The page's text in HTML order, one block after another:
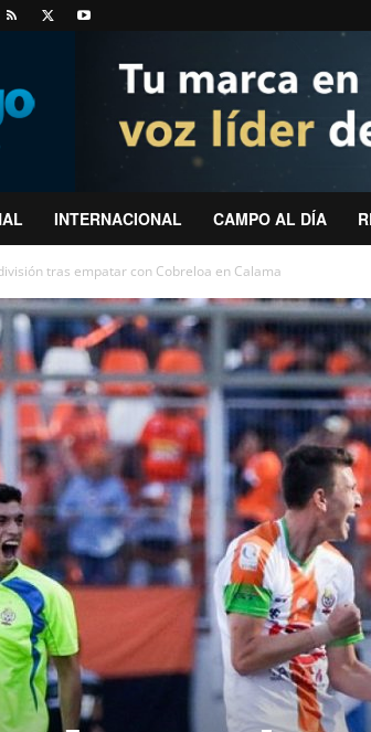
INTERNACIONAL CAMPO AL DÍA
tras empatar con Cobreloa en Calama